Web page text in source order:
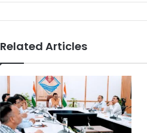
Related Articles